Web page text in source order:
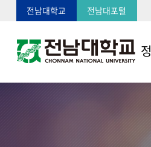
전남대학교 전남대포털